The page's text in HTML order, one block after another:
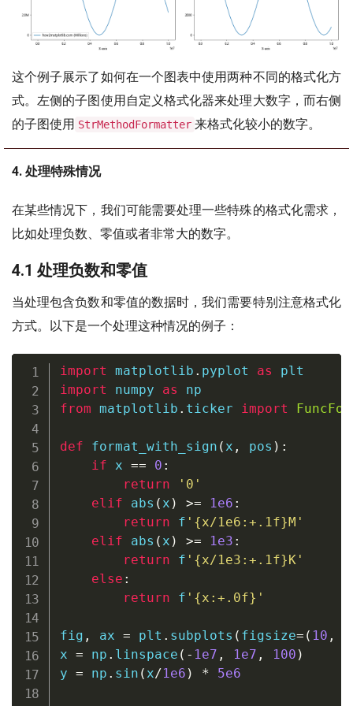
这个例子展示了如何在一个图表中使用两种不同的格式化方
式。左侧的子图使用自定义格式化器来处理大数字，而右侧
的子图使用 StrMethodFormatter 来格式化较小的数字。
4. 处理特殊情况
在某些情况下，我们可能需要处理一些特殊的格式化需求，
比如处理负数、零值或者非常大的数字。
4.1 处理负数和零值
当处理包含负数和零值的数据时，我们需要特别注意格式化
方式。以下是一个处理这种情况的例子：
import matplotlib . pyplot as
import numpy as
from matplotlib . ticker import
def format_with_sign ( x , pos ) :
if x == 0 :
return
'0'
elif
abs ( x ) >= 1e6 :
return
f ' {x/1e6 : +.1f} M'
elif
abs ( x ) >= 1e3 :
return
f ' {x/1e3 : +.1f} K'
else :
return
f ' {x : +.0f} '
fig , ax = plt . subplots ( figsize= ( 10 ,
x = np . linspace ( - 1e7 , 1e7 , 100 )
y = np . sin ( x/1e6 ) * 5e6